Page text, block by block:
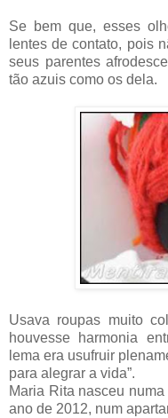
Se bem que, esses
lentes de contato, pois
seus parentes
tão azuis como os dela.
Usava roupas muito
houvesse harmonia
lema era usufruir
para alegrar a vida”.
Maria Rita nasceu
ano de 2012, num